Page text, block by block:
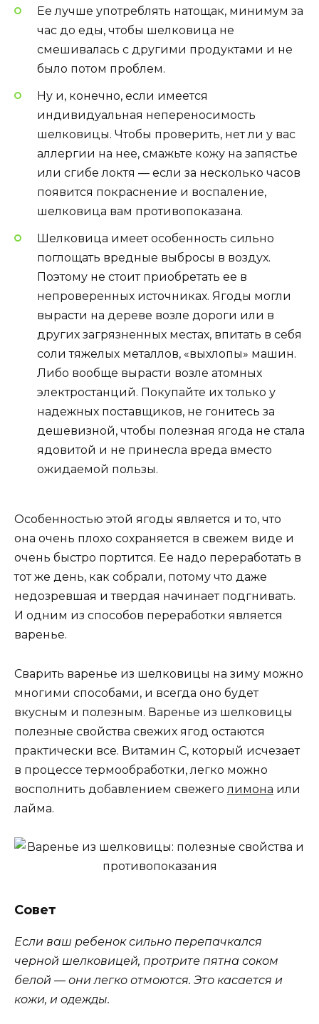
Ее лучше употреблять натощак, минимум за
час до еды, чтобы шелковица не
смешивалась с другими продуктами и не
было потом проблем.
Ну и, конечно, если имеется
индивидуальная непереносимость
шелковицы. Чтобы проверить, нет ли у вас
аллергии на нее, смажьте кожу на запястье
или сгибе локтя — если за несколько часов
появится покраснение и воспаление,
шелковица вам противопоказана.
Шелковица имеет особенность сильно
поглощать вредные выбросы в воздух.
Поэтому не стоит приобретать ее в
непроверенных источниках. Ягоды могли
вырасти на дереве возле дороги или в
других загрязненных местах, впитать в себя
соли тяжелых металлов, «выхлопы» машин.
Либо вообще вырасти возле атомных
электростанций. Покупайте их только у
надежных поставщиков, не гонитесь за
дешевизной, чтобы полезная ягода не стала
ядовитой и не принесла вреда вместо
ожидаемой пользы.
Особенностью этой ягоды является и то, что
она очень плохо сохраняется в свежем виде и
очень быстро портится. Ее надо переработать в
тот же день, как собрали, потому что даже
недозревшая и твердая начинает подгнивать.
И одним из способов переработки является
варенье.
Сварить варенье из шелковицы на зиму можно
многими способами, и всегда оно будет
вкусным и полезным. Варенье из шелковицы
полезные свойства свежих ягод остаются
практически все. Витамин С, который исчезает
в процессе термообработки, легко можно
восполнить добавлением свежего лимона или
лайма.
Совет
Если ваш ребенок сильно перепачкался
черной шелковицей, протрите пятна соком
белой — они легко отмоются. Это касается и
кожи, и одежды.